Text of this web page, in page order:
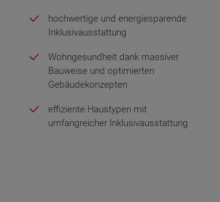
hochwertige und energiesparende
Inklusivausstattung
Wohngesundheit dank massiver
Bauweise und optimierten
Gebäudekonzepten
effiziente Haustypen mit
umfangreicher Inklusivausstattung